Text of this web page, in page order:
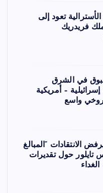
تعود إلى
فريدريك
في الشرق
– أمريكية
واسع
الانتقادات “المبالغ
تايلور حول تقديرات